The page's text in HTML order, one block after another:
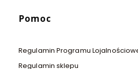
Pomoc
Regulamin Programu
Regulamin sklepu